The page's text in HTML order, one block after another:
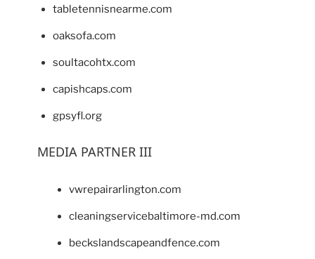
tabletennisnearme.com
oaksofa.com
soultacohtx.com
capishcaps.com
gpsyfl.org
MEDIA PARTNER III
vwrepairarlington.com
cleaningservicebaltimore-md.com
beckslandscapeandfence.com